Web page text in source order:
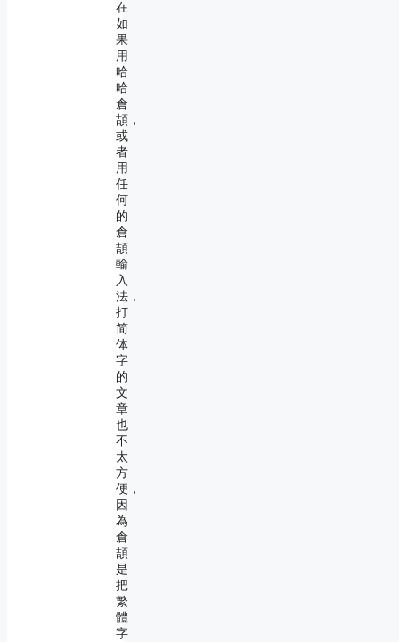
在
如
果
用
哈
哈
倉
頡，
或
者
用
任
何
的
倉
頡
輸
入
法，
打
简
体
字
的
文
章
也
不
太
方
便，
因
為
倉
頡
是
把
繁
體
字